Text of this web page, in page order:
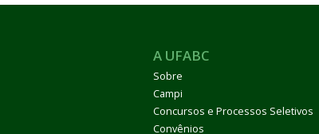
A UFABC
Sobre
Campi
Concursos e Processos Seletivos
Convênios